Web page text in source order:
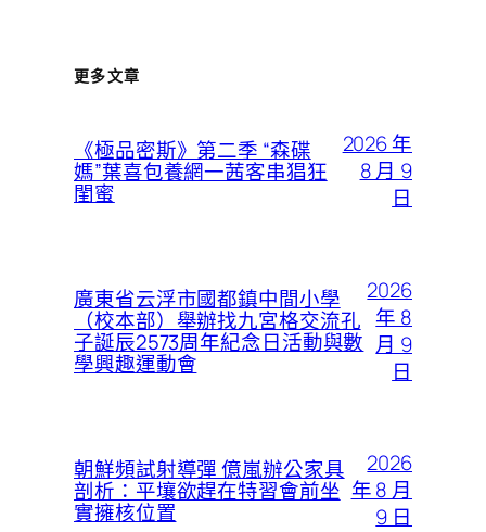
更多文章
《極品密斯》第二季 “森碟
媽”葉喜包養網一茜客串猖狂
閨蜜
2026 年
8 月 9
日
廣東省云浮市國都鎮中間小學
（校本部）舉辦找九宮格交流孔
子誕辰2573周年紀念日活動與數
學興趣運動會
2026
年 8
月 9
日
朝鮮頻試射導彈 億嵐辦公家具
剖析：平壤欲趕在特習會前坐
實擁核位置
2026
年 8 月
9 日